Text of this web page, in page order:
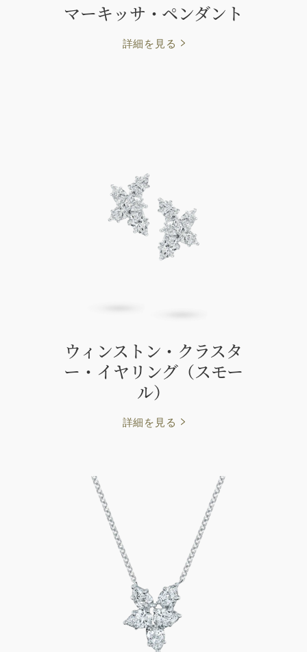
マーキッサ・ペンダント
詳細を見る
ウィンストン・クラスタ
ー・イヤリング（スモー
ル）
詳細を見る